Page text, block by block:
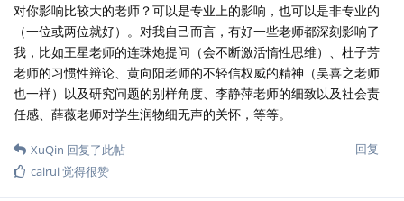
对你影响比较大的老师？可以是专业上的影响，也可以是非专业的
（一位或两位就好）。对我自己而言，有好一些老师都深刻影响了
我，比如王星老师的连珠炮提问（会不断激活惰性思维）、杜子芳
老师的习惯性辩论、黄向阳老师的不轻信权威的精神（吴喜之老师
也一样）以及研究问题的别样角度、李静萍老师的细致以及社会责
任感、薛薇老师对学生润物细无声的关怀，等等。
回复
XuQin 回复了此帖
cairui觉得很赞